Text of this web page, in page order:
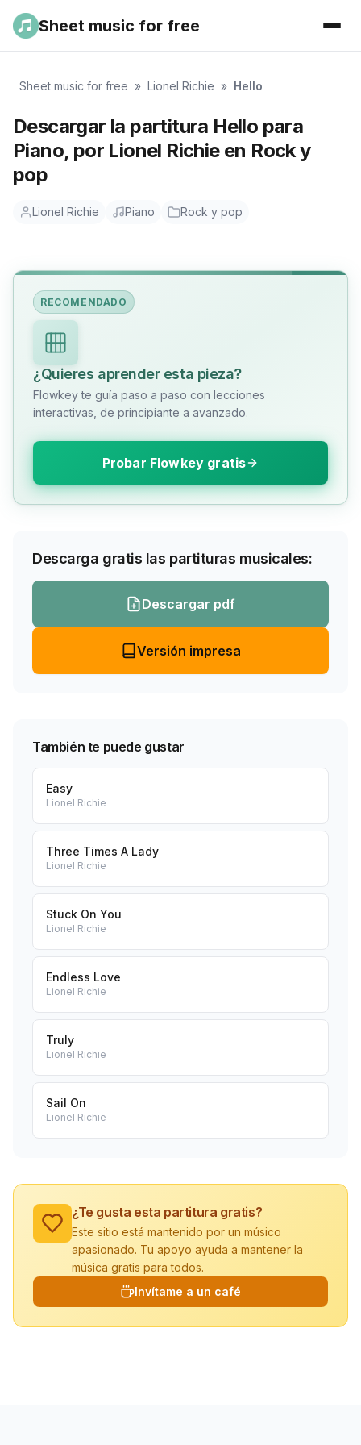
Sheet music for free
Sheet music for free » Lionel Richie » Hello
Descargar la partitura Hello para
Piano, por Lionel Richie en Rock y
pop
Lionel Richie Piano Rock y pop
RECOMENDADO
¿Quieres aprender esta pieza?
Flowkey te guía paso a paso con lecciones
interactivas, de principiante a avanzado.
Probar Flowkey gratis
Descarga gratis las partituras musicales:
Descargar pdf
Versión impresa
También te puede gustar
Easy
Lionel Richie
Three Times A Lady
Lionel Richie
Stuck On You
Lionel Richie
Endless Love
Lionel Richie
Truly
Lionel Richie
Sail On
Lionel Richie
¿Te gusta esta partitura gratis?
Este sitio está mantenido por un músico
apasionado. Tu apoyo ayuda a mantener la
música gratis para todos.
Invítame a un café